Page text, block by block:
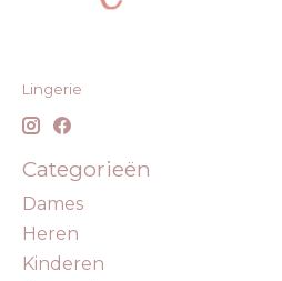
Lingerie
Categorieën
Dames
Heren
Kinderen